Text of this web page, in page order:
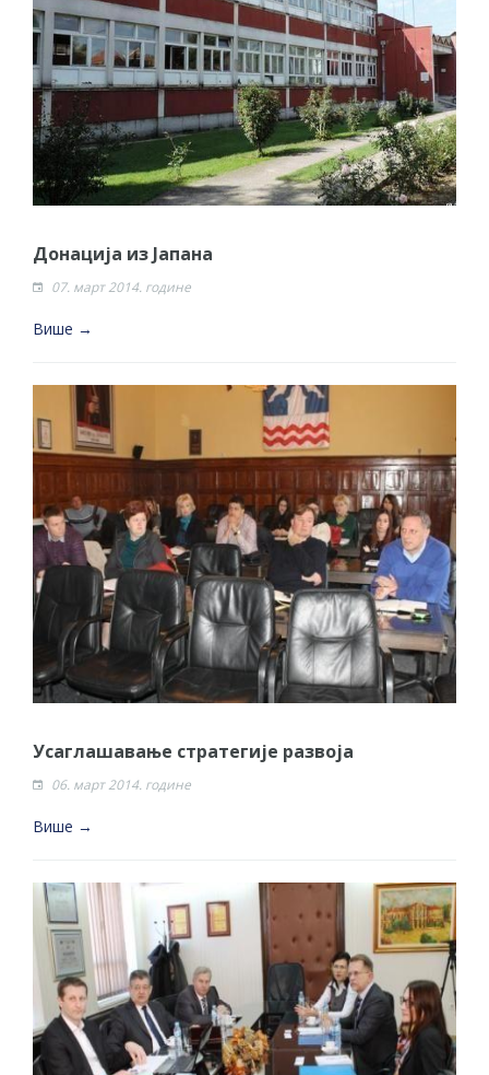
Донација из Јапана
07. март 2014. године
Више →
Усаглашавање стратегије развоја
06. март 2014. године
Више →